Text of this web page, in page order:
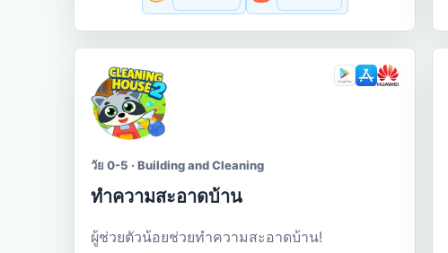
วัย 0-5 · Building and Cleaning
ทำความสะอาดบ้าน
ผู้ช่วยตัวน้อยช่วยทำความสะอาดบ้าน!